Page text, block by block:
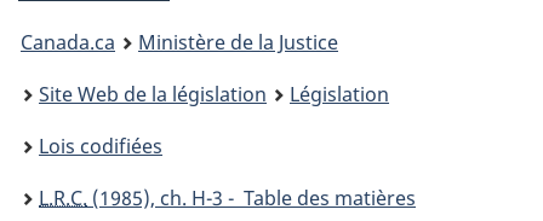
You
are
here:
Canada.ca
Ministère de la Justice
Site Web de la législation
Législation
Lois codifiées
L.R.C. (1985), ch. H-3 - Table des matières